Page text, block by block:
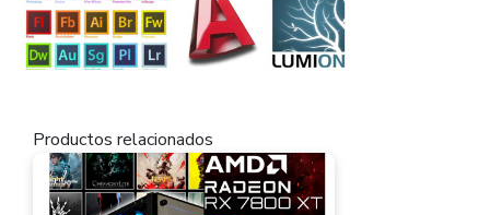
Productos relacionados